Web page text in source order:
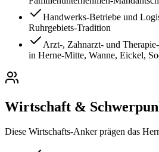
Handwerks-Betriebe und
Ruhrgebiets-Tradition
Arzt-, Zahnarzt- und
in Herne-Mitte, Wanne, Eickel,
Wirtschaft &
Diese Wirtschafts-Anker prägen das